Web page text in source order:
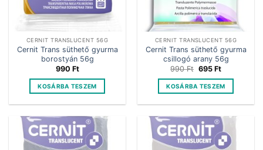
CERNIT TRANSLUCENT 56G
Cernit Trans süthető gyurma
borostyán 56g
990 Ft
KOSÁRBA TESZEM
CERNIT TRANSLUCENT 56G
Cernit Trans süthető gyurma
csillogó arany 56g
990Ft Original
was:
990 Ft.
695 FtCurrent
is:
695 Ft.
KOSÁRBA TESZEM